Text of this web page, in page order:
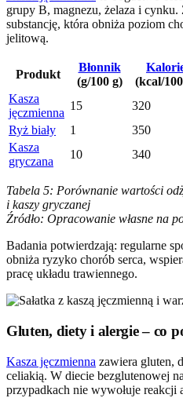
grupy B, magnezu, żelaza i
substancję, która obniża poziom
jelitową.
Produkt
Błonnik
(g/100 g)
(kcal/
Kasza
jęczmienna
15 320
Ryż biały
1 350
Kasza
gryczana
10 340
Tabela 5: Porównanie wartości
i kaszy gryczanej
Źródło: Opracowanie własne na
Badania potwierdzają: regularne
obniża ryzyko chorób serca,
pracę układu trawiennego.
Gluten, diety i alergie – co
Kasza jęczmienna zawiera gluten,
celiakią. W diecie bezglutenowej
przypadkach nie wywołuje reakcji